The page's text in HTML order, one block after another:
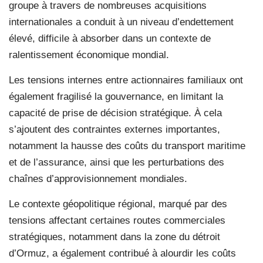
groupe à travers de nombreuses acquisitions
internationales a conduit à un niveau d’endettement
élevé, difficile à absorber dans un contexte de
ralentissement économique mondial.
Les tensions internes entre actionnaires familiaux ont
également fragilisé la gouvernance, en limitant la
capacité de prise de décision stratégique. À cela
s’ajoutent des contraintes externes importantes,
notamment la hausse des coûts du transport maritime
et de l’assurance, ainsi que les perturbations des
chaînes d’approvisionnement mondiales.
Le contexte géopolitique régional, marqué par des
tensions affectant certaines routes commerciales
stratégiques, notamment dans la zone du détroit
d’Ormuz, a également contribué à alourdir les coûts